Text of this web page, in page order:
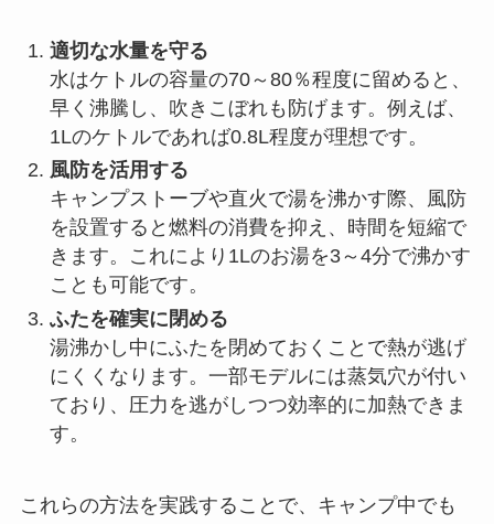
適切な水量を守る
水はケトルの容量の70～80％程度に留めると、
早く沸騰し、吹きこぼれも防げます。例えば、
1Lのケトルであれば0.8L程度が理想です。
風防を活用する
キャンプストーブや直火で湯を沸かす際、風防
を設置すると燃料の消費を抑え、時間を短縮で
きます。これにより1Lのお湯を3～4分で沸かす
ことも可能です。
ふたを確実に閉める
湯沸かし中にふたを閉めておくことで熱が逃げ
にくくなります。一部モデルには蒸気穴が付い
ており、圧力を逃がしつつ効率的に加熱できま
す。
これらの方法を実践することで、キャンプ中でも